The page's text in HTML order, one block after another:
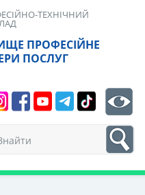
ПРОФЕСІЙНЕ
ПОСЛУГ
ТЕХНІЧНИЙ
1